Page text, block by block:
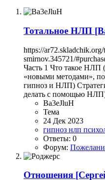
Тотальное НЛП
https://
smirnov.345721/
Часть 1 Что такое НЛП
«новыми методами»,
гипноз и НЛП)
делать с помощью
Ba3eJluH
Тема
24 Дек 2023
гипноз нлп
Ответы: 0
Форум:
Отношения